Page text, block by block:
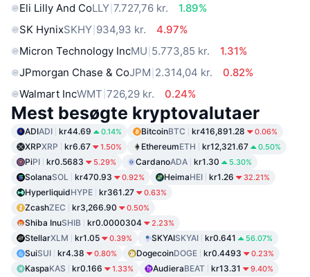
Eli Lilly And CoLLY 7.727,76 kr.
1.89%
SK HynixSKHY 934,93 kr.
4.97%
Micron Technology IncMU 5.773,85 kr.
1.31%
JPmorgan Chase & CoJPM 2.314,04 kr.
0.82%
Walmart IncWMT 726,29 kr. 0.24%
Mest besøgte kryptovalutaer
ADIADI kr44.69 0.14% BitcoinBTC kr416,891.28 0.06%
XRPXRP kr6.67 1.50% EthereumETH kr12,321.67 0.50%
PiPI kr0.5683 5.29% CardanoADA kr1.30 5.30%
SolanaSOL kr470.93 0.92% HeimaHEI kr1.26 32.21%
HyperliquidHYPE kr361.27 0.63%
ZcashZEC kr3,266.90 0.50%
Shiba InuSHIB kr0.0000304 2.23%
StellarXLM kr1.05 0.39% SKYAISKYAI kr0.641 56.07%
SuiSUI kr4.38 0.80% DogecoinDOGE kr0.4493 0.23%
KaspaKAS kr0.166 1.33% AudieraBEAT kr13.31 9.40%